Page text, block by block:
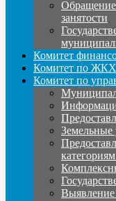
Обращение
занятости
Комитет
Комитет по
Комитет по
Земельные
Выявление